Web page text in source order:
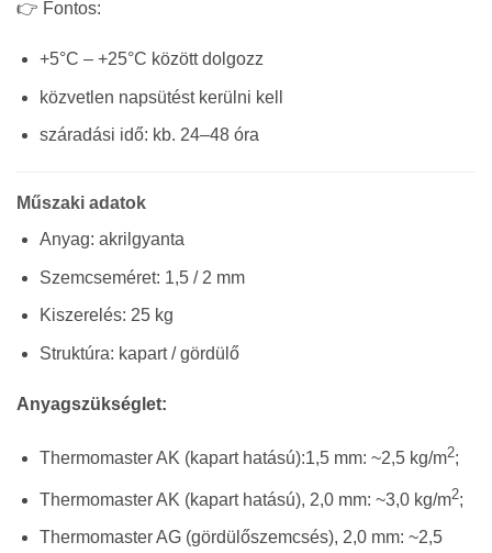
👉 Fontos:
+5°C – +25°C között dolgozz
közvetlen napsütést kerülni kell
száradási idő: kb. 24–48 óra
Műszaki adatok
Anyag: akrilgyanta
Szemcseméret: 1,5 / 2 mm
Kiszerelés: 25 kg
Struktúra: kapart / gördülő
Anyagszükséglet:
Thermomaster AK (kapart hatású):1,5 mm: ~2,5 kg/m2;
Thermomaster AK (kapart hatású), 2,0 mm: ~3,0 kg/m2;
Thermomaster AG (gördülőszemcsés), 2,0 mm: ~2,5